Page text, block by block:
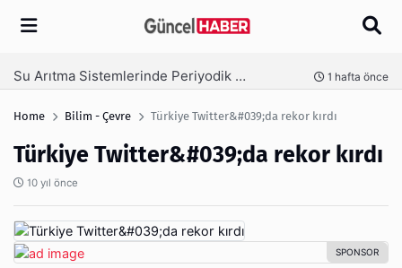
Arama
Su Arıtma Sistemlerinde Periyodik Bakım Neden Kritik? 1 hafta önce
Home Bilim - Çevre Türkiye Twitter&#039;da rekor kırdı
Türkiye Twitter&#039;da rekor kırdı
10 yıl önce